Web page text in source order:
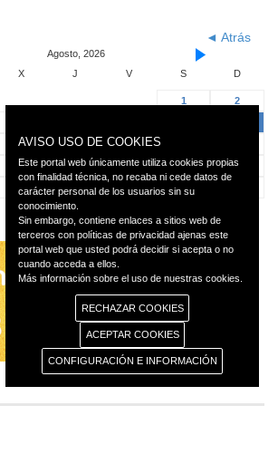
◄ Atrás
Agosto, 2026
X J V S D
1
2
12 13 14
19 20 21 22
23
26 27 28 29
AVISO USO DE COOKIES
Este portal web únicamente utiliza cookies propias
con finalidad técnica, no recaba ni cede datos de
carácter personal de los usuarios sin su
conocimiento.
Sin embargo, contiene enlaces a sitios web de
terceros con políticas de privacidad ajenas este
portal web que usted podrá decidir si acepta o no
cuando acceda a ellos.
Más información sobre el uso de nuestras cookies.
RECHAZAR COOKIES
ACEPTAR COOKIES
CONFIGURACIÓN E INFORMACIÓN